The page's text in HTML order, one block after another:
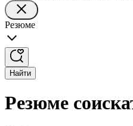
Резюме
Найти
Резюме